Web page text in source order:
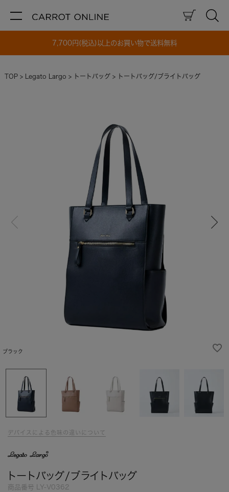
7,700円(税込)以上のお買い物で送料無料
TOP Legato Largo トートバッグ トートバッグ/ブライトバッグ
ブラック
デバイスによる色味の違いについて
トートバッグ/ブライトバッグ
商品番号 LY-V0362